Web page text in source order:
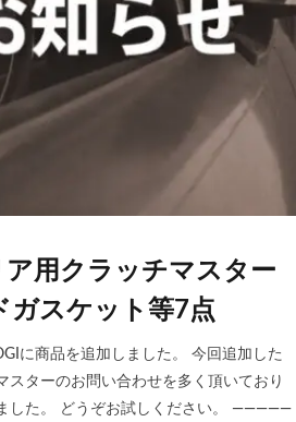
用クラッチマスター
ガスケット等7点
に商品を追加しました。 今回追加した
ターのお問い合わせを多く頂いており
した。 どうぞお試しください。 —————